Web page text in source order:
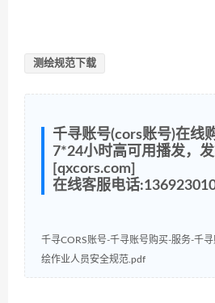
测绘规范下载
千寻账号(cors账号)在线
7*24小时高可用播发，
[qxcors.com]
在线客服电话
千寻CORS账号-千寻账号购买-服务-千
绘作业人员安全规范.pdf